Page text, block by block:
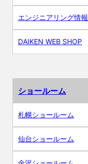
エンジニアリング情報
DAIKEN WEB SHOP
ショールーム
札幌ショールーム
仙台ショールーム